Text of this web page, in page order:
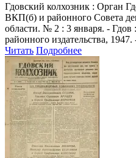
Гдовский колхозник : Орган
ВКП(б) и районного Совета
области. № 2 : 3 января. - Гдов
районного издательства,
Читать Подробнее